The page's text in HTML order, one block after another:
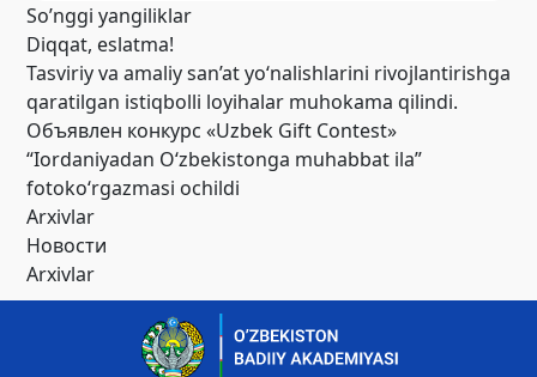
So’nggi yangiliklar
Diqqat, eslatma!
Tasviriy va amaliy san’at yo‘nalishlarini rivojlantirishga
qaratilgan istiqbolli loyihalar muhokama qilindi.
Объявлен конкурс «Uzbek Gift Contest»
“Iordaniyadan O‘zbekistonga muhabbat ila”
fotoko‘rgazmasi ochildi
Arxivlar
Новости
Arxivlar